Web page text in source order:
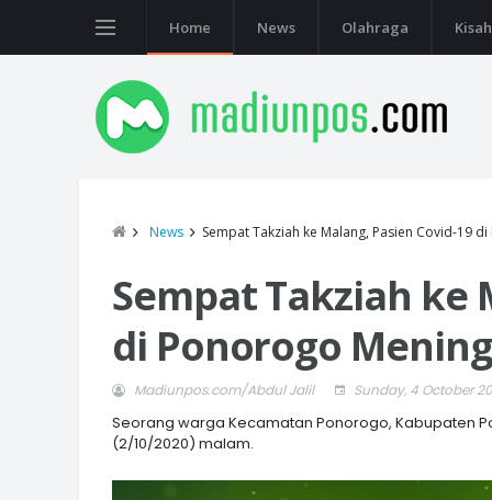
Home News Olahraga
News Sempat Takziah ke Malang, Pasien Covid-19
Sempat Takziah ke
di Ponorogo
Madiunpos.com/Abdul Jalil Sunday, 4 October
Seorang warga Kecamatan Ponorogo, Kabupaten
(2/10/2020) malam.